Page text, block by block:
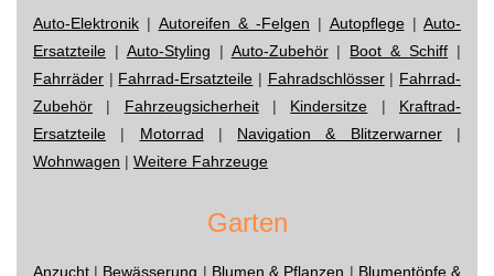
Auto-Elektronik | Autoreifen & -Felgen | Autopflege| Auto-
Ersatzteile | Auto-Styling | Auto-Zubehör| Boot & Schiff |
Fahrräder | Fahrrad-Ersatzteile | Fahradschlösser| Fahrrad-
Zubehör | Fahrzeugsicherheit| Kindersitze | Kraftrad-
Ersatzteile | Motorrad | Navigation & Blitzerwarner|
Wohnwagen | Weitere Fahrzeuge
Garten
Anzucht | Bewässerung | Blumen & Pflanzen | Blumentöpfe &